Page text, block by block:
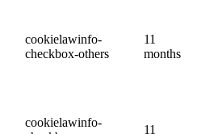
cookielawinfo-
checkbox-others
11
months
cookielawinfo-
11